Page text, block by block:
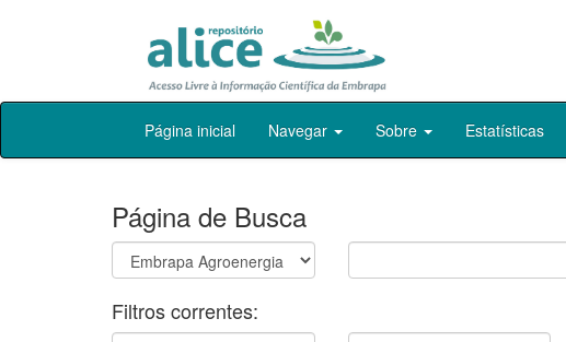
Skip
Página inicial Navegar Sobre Estatísticas
Página de Busca
Filtros correntes: